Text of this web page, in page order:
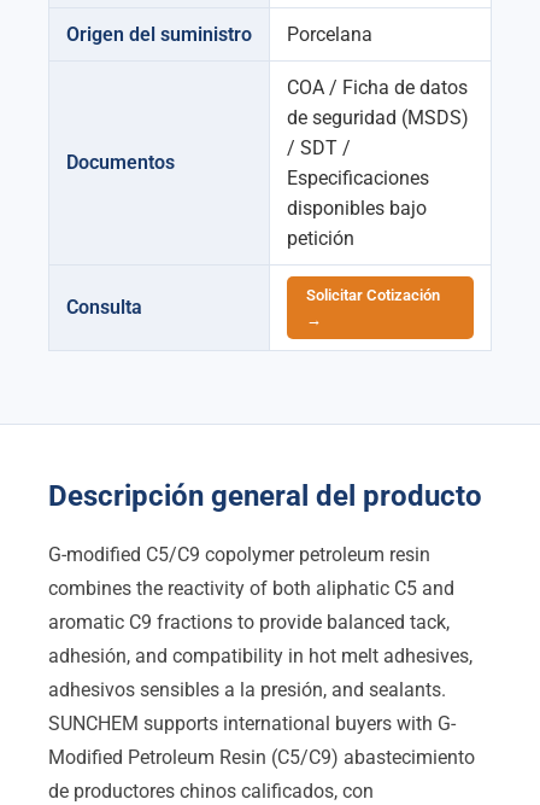
Origen del suministro Porcelana
Documentos
COA / Ficha de datos
de seguridad (MSDS)
/ SDT /
Especificaciones
disponibles bajo
petición
Consulta
Solicitar Cotización
→
Descripción general del producto
G-modified C5/C9 copolymer petroleum resin
combines the reactivity of both aliphatic C5 and
aromatic C9 fractions to provide balanced tack,
adhesión, and compatibility in hot melt adhesives,
adhesivos sensibles a la presión, and sealants.
SUNCHEM supports international buyers with G-
Modified Petroleum Resin (C5/C9) abastecimiento
de productores chinos calificados, con